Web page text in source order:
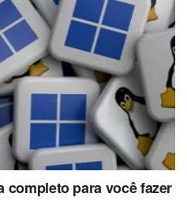
completo para você fazer